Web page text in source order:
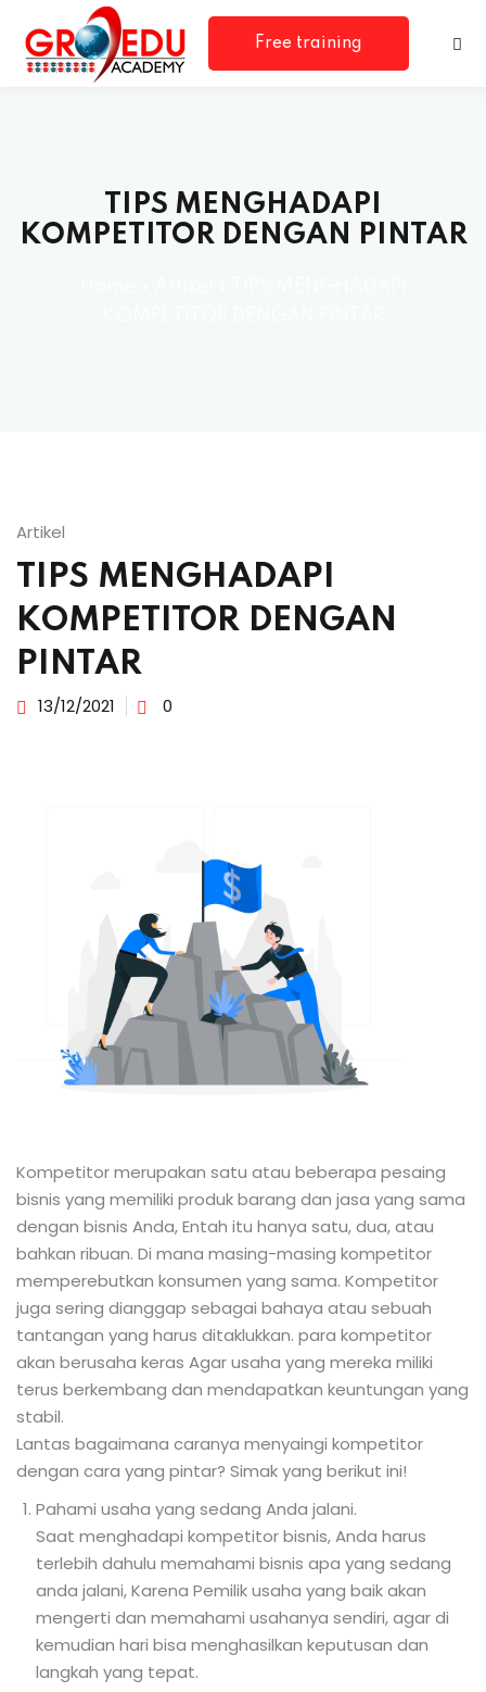
Free training
TIPS MENGHADAPI
KOMPETITOR DENGAN PINTAR
Artikel
TIPS MENGHADAPI
KOMPETITOR DENGAN
PINTAR
13/12/2021 0
Kompetitor merupakan satu atau beberapa pesaing
bisnis yang memiliki produk barang dan jasa yang sama
dengan bisnis Anda, Entah itu hanya satu, dua, atau
bahkan ribuan. Di mana masing-masing kompetitor
memperebutkan konsumen yang sama. Kompetitor
juga sering dianggap sebagai bahaya atau sebuah
tantangan yang harus ditaklukkan. para kompetitor
akan berusaha keras Agar usaha yang mereka miliki
terus berkembang dan mendapatkan keuntungan yang
stabil.
Lantas bagaimana caranya menyaingi kompetitor
dengan cara yang pintar? Simak yang berikut ini!
Pahami usaha yang sedang Anda jalani.
Saat menghadapi kompetitor bisnis, Anda harus
terlebih dahulu memahami bisnis apa yang sedang
anda jalani, Karena Pemilik usaha yang baik akan
mengerti dan memahami usahanya sendiri, agar di
kemudian hari bisa menghasilkan keputusan dan
langkah yang tepat.